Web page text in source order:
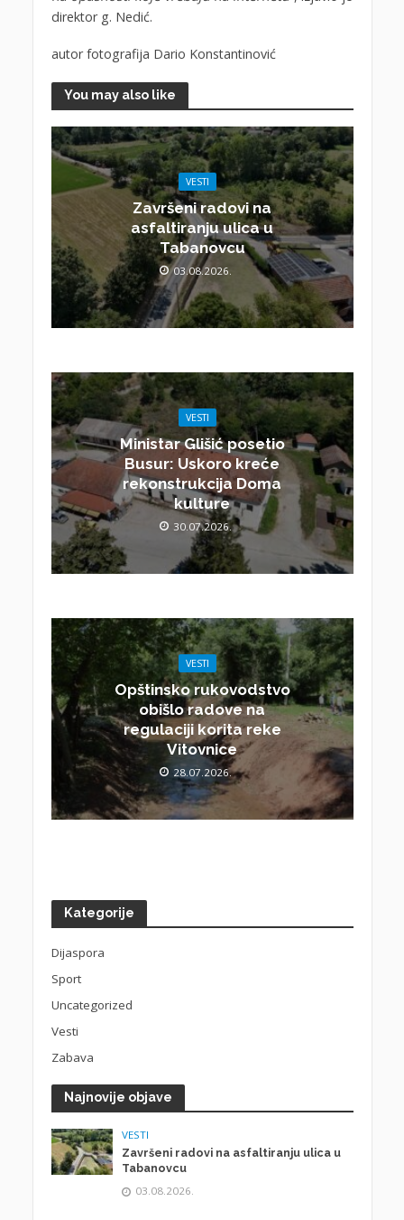
direktor g. Nedić.
autor fotografija Dario Konstantinović
You may also like
VESTI
Završeni radovi na
asfaltiranju ulica u
Tabanovcu
03.08.2026.
VESTI
Ministar Glišić posetio
Busur: Uskoro kreće
rekonstrukcija Doma
kulture
30.07.2026.
VESTI
Opštinsko rukovodstvo
obišlo radove na
regulaciji korita reke
Vitovnice
28.07.2026.
Kategorije
Dijaspora
Sport
Uncategorized
Vesti
Zabava
Najnovije objave
VESTI
Završeni radovi na asfaltiranju ulica u
Tabanovcu
03.08.2026.